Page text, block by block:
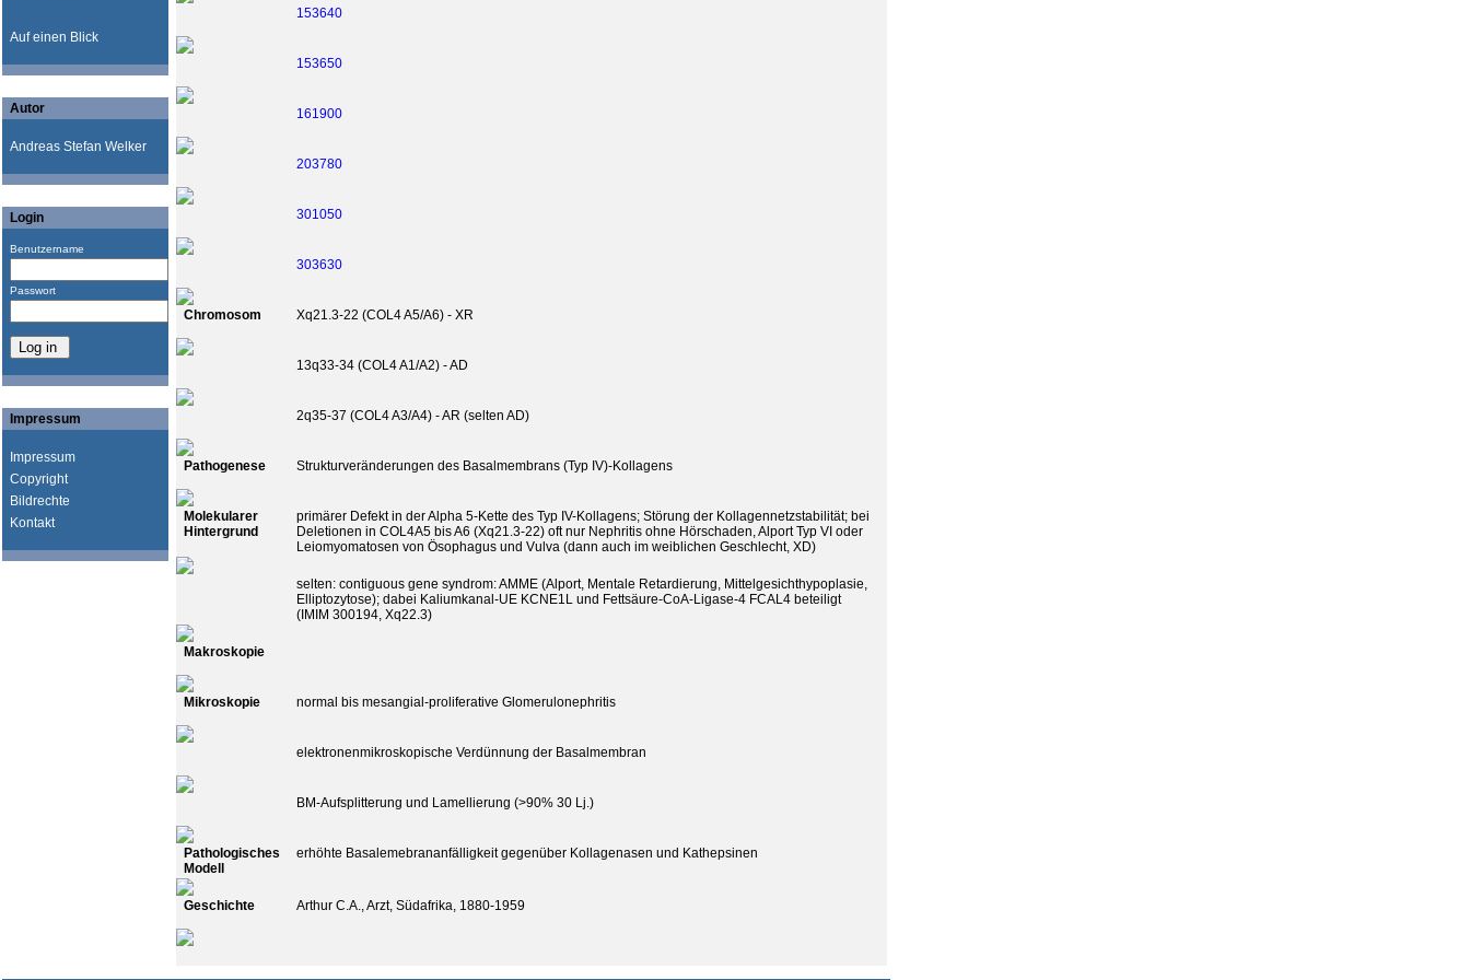
Auf einen Blick
Autor
Andreas Stefan Welker
Login
Benutzername
Passwort
Impressum
Impressum
Copyright
Bildrechte
Kontakt
153640
153650
161900
203780
301050
303630
Chromosom Xq21.3-22 (COL4 A5/A6) - XR
13q33-34 (COL4 A1/A2) - AD
2q35-37 (COL4 A3/A4) - AR (selten AD)
Pathogenese Strukturveränderungen des Basalmembrans (Typ IV)-Kollagens
Molekularer
Hintergrund
primärer Defekt in der Alpha 5-Kette des Typ IV-Kollagens; Störung der Kollagennetzstabilität; bei
Deletionen in COL4A5 bis A6 (Xq21.3-22) oft nur Nephritis ohne Hörschaden, Alport Typ VI oder
Leiomyomatosen von Ösophagus und Vulva (dann auch im weiblichen Geschlecht, XD)
selten: contiguous gene syndrom: AMME (Alport, Mentale Retardierung, Mittelgesichthypoplasie,
Elliptozytose); dabei Kaliumkanal-UE KCNE1L und Fettsäure-CoA-Ligase-4 FCAL4 beteiligt
(IMIM 300194, Xq22.3)
Makroskopie
Mikroskopie normal bis mesangial-proliferative Glomerulonephritis
elektronenmikroskopische Verdünnung der Basalmembran
BM-Aufsplitterung und Lamellierung (>90% 30 Lj.)
Pathologisches
Modell
erhöhte Basalemebrananfälligkeit gegenüber Kollagenasen und Kathepsinen
Geschichte Arthur C.A., Arzt, Südafrika, 1880-1959